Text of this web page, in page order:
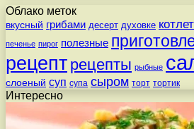
Облако меток
вкусный грибами десерт духовке
печенье пирог полезные
рецепт рецепты рыбные
слоеный суп супа сыром торт тортик
Интересно